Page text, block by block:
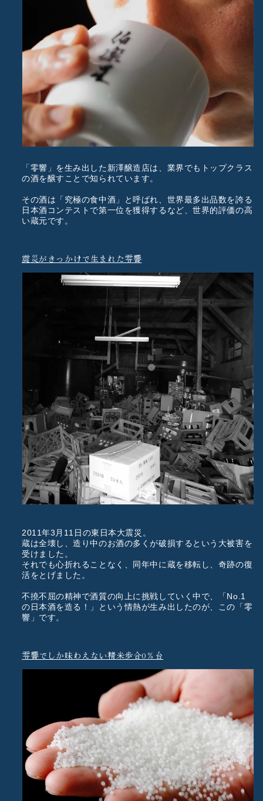
「零響」を生み出した新澤醸造店は、業界でもトップクラス
の酒を醸すことで知られています。
その酒は「究極の食中酒」と呼ばれ、世界最多出品数を誇る
日本酒コンテストで第一位を獲得するなど、世界的評価の高
い蔵元です。
震災がきっかけで生まれた零響
2011年3月11日の東日本大震災。
蔵は全壊し、造り中のお酒の多くが破損するという大被害を
受けました。
それでも心折れることなく、同年中に蔵を移転し、奇跡の復
活をとげました。
不撓不屈の精神で酒質の向上に挑戦していく中で、「No.1
の日本酒を造る！」という情熱が生み出したのが、この「零
響」です。
零響でしか味わえない精米歩合0％台